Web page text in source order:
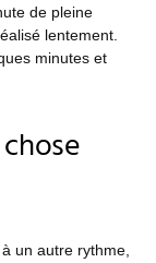
de pleine
lentement.
minutes et
un autre rythme,